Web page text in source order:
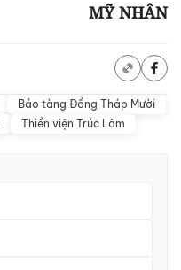
MỸ NHÂN
Bảo tàng Đồng Tháp Mười
Thiền viện Trúc Lâm